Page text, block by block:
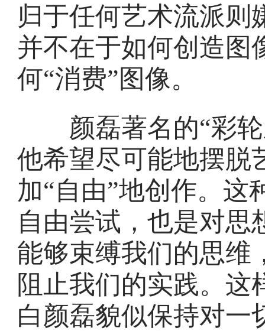
归于任何艺术流派则
并不在于如何创造图
何“消费”图像。
颜磊著名的“彩轮
他希望尽可能地摆脱
加“自由”地创作。这
自由尝试，也是对思
能够束缚我们的思维
阻止我们的实践。这
白颜磊貌似保持对一